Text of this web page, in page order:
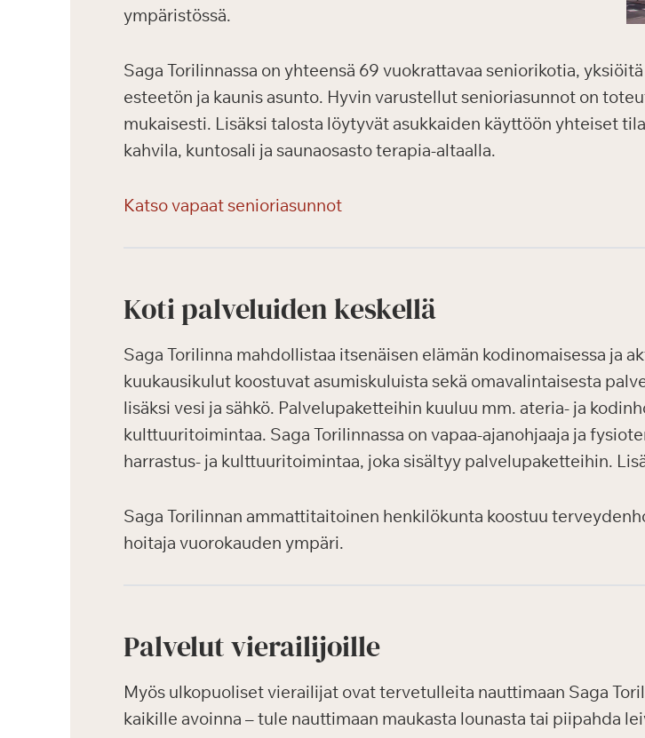
ympäristössä.
Saga Torilinnassa on yhteensä 69 vuokrattavaa seniorikotia,
esteetön ja kaunis asunto. Hyvin varustellut senioriasunnot on
mukaisesti. Lisäksi talosta löytyvät asukkaiden käyttöön yhteiset
kahvila, kuntosali ja saunaosasto terapia-altaalla.
Katso vapaat senioriasunnot
Koti palveluiden keskellä
Saga Torilinna mahdollistaa itsenäisen elämän kodinomaisessa ja
kuukausikulut koostuvat asumiskuluista sekä omavalintaisesta
lisäksi vesi ja sähkö. Palvelupaketteihin kuuluu mm. ateria- ja
kulttuuritoimintaa. Saga Torilinnassa on vapaa-ajanohjaaja ja
harrastus- ja kulttuuritoimintaa, joka sisältyy palvelupaketteihin.
Saga Torilinnan ammattitaitoinen henkilökunta koostuu
hoitaja vuorokauden ympäri.
Palvelut vierailijoille
Myös ulkopuoliset vierailijat ovat tervetulleita nauttimaan Saga
kaikille avoinna – tule nauttimaan maukasta lounasta tai piipahda